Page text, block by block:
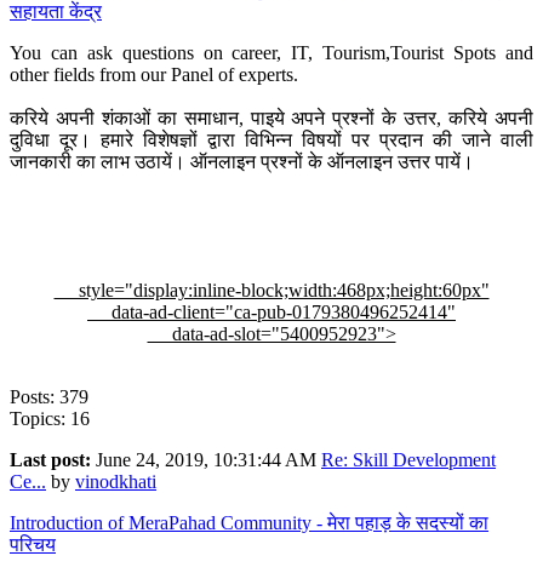
सहायता केंद्र
You can ask questions on career, IT, Tourism,Tourist Spots and
other fields from our Panel of experts.
करिये अपनी शंकाओं का समाधान, पाइये अपने प्रश्नों के उत्तर, करिये अपनी
दुविधा दूर। हमारे विशेषज्ञों द्वारा विभिन्न विषयों पर प्रदान की जाने वाली
जानकारी का लाभ उठायें। ऑनलाइन प्रश्नों के ऑनलाइन उत्तर पायें।
style="display:inline-block;width:468px;height:60px"
data-ad-client="ca-pub-0179380496252414"
data-ad-slot="5400952923">
Posts: 379
Topics: 16
Last post: June 24, 2019, 10:31:44 AM Re: Skill Development
Ce... by vinodkhati
Introduction of MeraPahad Community - मेरा पहाड़ के सदस्यों का
परिचय